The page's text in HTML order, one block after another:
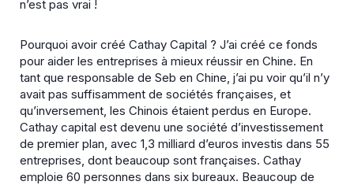
n’est pas vrai !
Pourquoi avoir créé Cathay Capital ? J’ai créé ce fonds
pour aider les entreprises à mieux réussir en Chine. En
tant que responsable de Seb en Chine, j’ai pu voir qu’il n’y
avait pas suffisamment de sociétés françaises, et
qu’inversement, les Chinois étaient perdus en Europe.
Cathay capital est devenu une société d’investissement
de premier plan, avec 1,3 milliard d’euros investis dans 55
entreprises, dont beaucoup sont françaises. Cathay
emploie 60 personnes dans six bureaux. Beaucoup de